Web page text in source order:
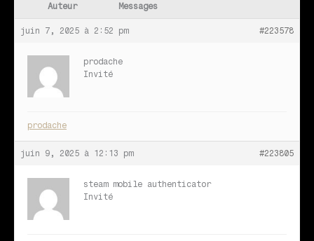
Auteur Messages
juin 7, 2025 à 2:52 pm #223578
prodache
Invité
prodache
juin 9, 2025 à 12:13 pm #223805
steam mobile authenticator
Invité